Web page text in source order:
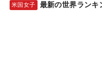
米国女子 最新の世界ランキ